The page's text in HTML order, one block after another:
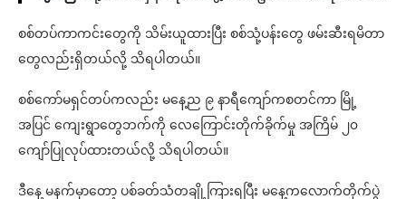
စစ်တပ်ကာကင်းတွေကို သိမ်းယူထားပြီး စစ်သုံ့ပန်းတွေ ဖမ်းဆီးရမိတာ
တွေလည်းရှိတယ်လို့ သိရပါတယ်။
စစ်ကော်မရှင်တပ်ကလည်း မနေ့ည ၉ နာရီကျော်ကစတင်ကာ မြို့
အပြင် ကျေးရွာတွေဘက်ကို လေကြောင်းတိုက်ခိုက်မှု အကြိမ် ၂၀
ကျော်ပြုလုပ်ထားတယ်လို့ သိရပါတယ်။
ဒီနေ့ မနက်မှာတော့ ပစ်ခတ်သံတချို့ကြားရပြီး မနေ့ကလောက်တိုက်ပွဲ